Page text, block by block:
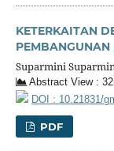
KETERKAITAN
PEMBANGUNAN
Suparmini
Abstract View :
DOI : 10.21831/
PDF